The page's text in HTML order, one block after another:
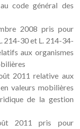
code général des
2008 pris pour
214-30 et L. 214-34-
aux organismes
2011 relative aux
valeurs mobilières
de la gestion
2011 pris pour